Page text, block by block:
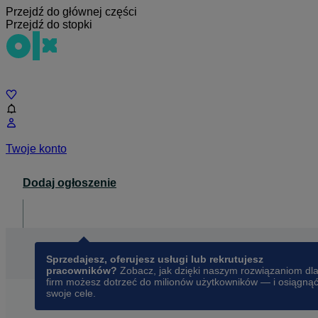
Przejdź do głównej części
Przejdź do stopki
Twoje konto
Dodaj ogłoszenie
Sprzedajesz, oferujesz usługi lub rekrutujesz
pracowników? Zobacz, jak dzięki naszym rozwiązaniom dla
firm możesz dotrzeć do milionów użytkowników — i osiągnąć
swoje cele.